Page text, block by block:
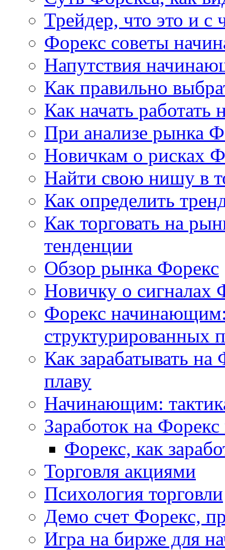
Трейдер, что это и с
Форекс советы
Напутствия
Как правильно
Как начать
При анализе рынка
Новичкам о рисках
Найти свою нишу в
Как определить
Как торговать на
тенденции
Обзор рынка Форекс
Новичку о сигналах
Форекс
структурированных
Как зарабатывать на
плаву
Начинающим:
Заработок на
Форекс, как
Торговля акциями
Психология торговли
Демо счет Форекс,
Игра на бирже для